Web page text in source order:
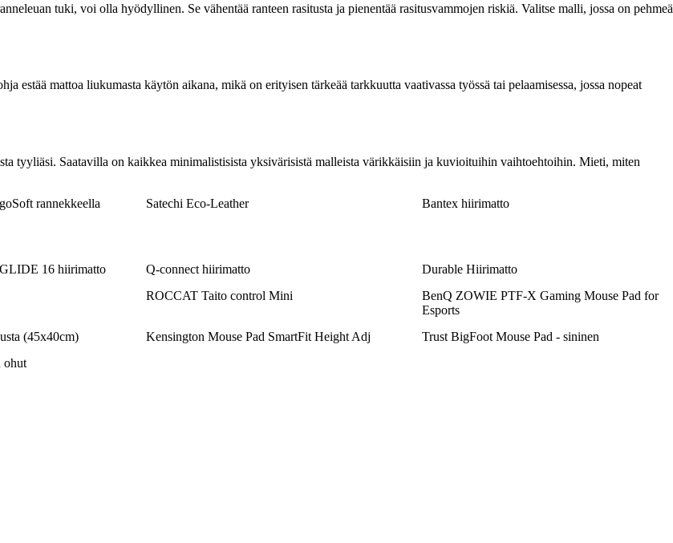
tuki, voi olla hyödyllinen. Se vähentää ranteen rasitusta ja pienentää rasitusvammojen riskiä. Valitse malli, jossa on pehmeä
mattoa liukumasta käytön aikana, mikä on erityisen tärkeää tarkkuutta vaativassa työssä tai pelaamisessa, jossa nopeat
tyyliäsi. Saatavilla on kaikkea minimalistisista yksivärisistä malleista värikkäisiin ja kuvioituihin vaihtoehtoihin. Mieti, miten
rannekkeella Satechi Eco-Leather Bantex hiirimatto
16 hiirimatto Q-connect hiirimatto
Durable Hiirimatto
ROCCAT Taito control Mini
BenQ ZOWIE PTF-X Gaming Mouse Pad for
Esports
(45x40cm) Kensington Mouse Pad SmartFit Height Adj
Trust BigFoot Mouse Pad - sininen
ohut